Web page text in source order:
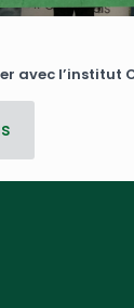
avec l’institut